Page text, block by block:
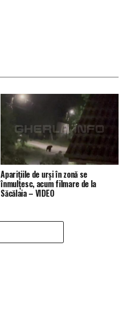
Aparițiile de urși în zonă se
înmulțesc, acum filmare de la
Săcălaia – VIDEO